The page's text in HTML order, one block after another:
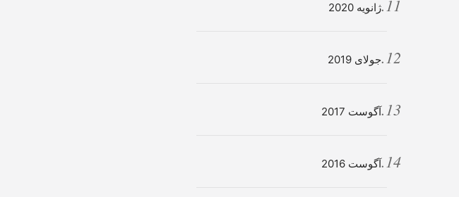
ژانویه 2020
جولای 2019
آگوست 2017
آگوست 2016